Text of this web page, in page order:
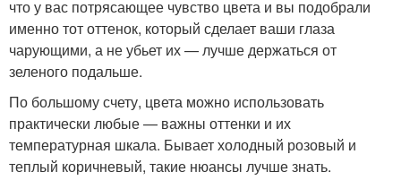
что у вас потрясающее чувство цвета и вы подобрали
именно тот оттенок, который сделает ваши глаза
чарующими, а не убьет их — лучше держаться от
зеленого подальше.
По большому счету, цвета можно использовать
практически любые — важны оттенки и их
температурная шкала. Бывает холодный розовый и
теплый коричневый, такие нюансы лучше знать.